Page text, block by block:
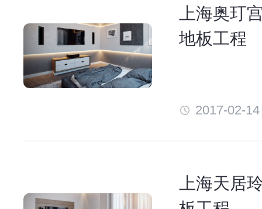
上海奥玎
地板工程
2017-02-14
上海天居